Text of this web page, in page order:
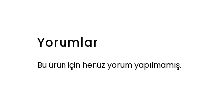
Yorumlar
Bu ürün için henüz yorum yapılmamış.